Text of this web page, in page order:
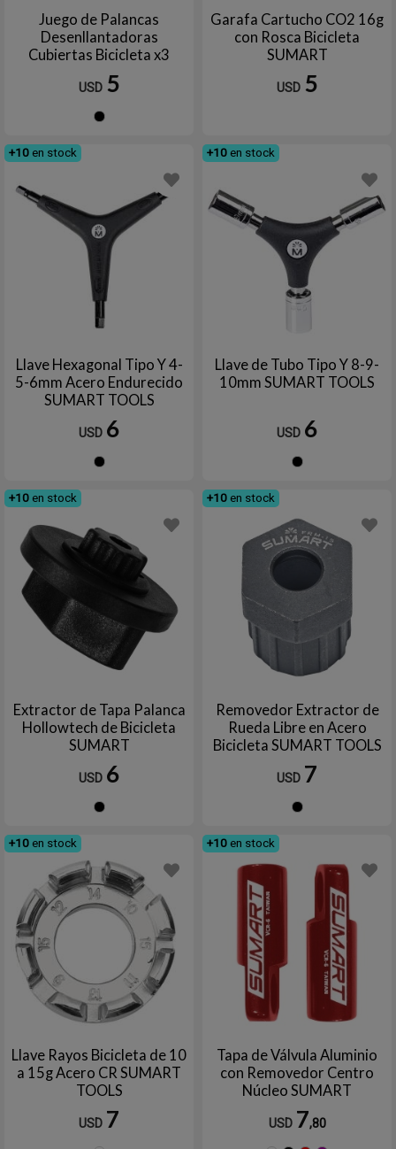
Juego de Palancas
Desenllantadoras
Cubiertas Bicicleta x3
Unidades Nylon de Alta
Calidad SUMART TOOLS
USD 5
Garafa Cartucho CO2 16g
con Rosca Bicicleta
SUMART
USD 5
+10 en stock
Llave Hexagonal Tipo Y 4-
5-6mm Acero Endurecido
SUMART TOOLS
USD 6
+10 en stock
Llave de Tubo Tipo Y 8-9-
10mm SUMART TOOLS
USD 6
+10 en stock
Extractor de Tapa Palanca
Hollowtech de Bicicleta
SUMART
USD 6
+10 en stock
Removedor Extractor de
Rueda Libre en Acero
Bicicleta SUMART TOOLS
USD 7
+10 en stock
Llave Rayos Bicicleta de 10
a 15g Acero CR SUMART
TOOLS
USD 7
+10 en stock
Tapa de Válvula Aluminio
con Removedor Centro
Núcleo SUMART
USD 7,80